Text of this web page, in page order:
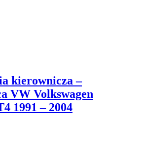
kierownicza –
VW Volkswagen
1991 – 2004